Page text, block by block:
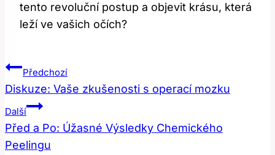
tento ⁢revoluční postup a objevit krásu, která
leží ve vašich očích?
Navigace
Pro
Příspěvek
Předchozí
Diskuze: Vaše zkušenosti s operací mozku
Další
Před a Po: Úžasné Výsledky Chemického
Peelingu